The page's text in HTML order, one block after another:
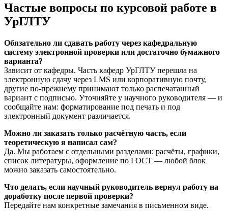
Частые вопросы по курсовой работе в
УрГЛТУ
Обязательно ли сдавать работу через кафедральную
систему электронной проверки или достаточно бумажного
варианта?
Зависит от кафедры. Часть кафедр УрГЛТУ перешла на
электронную сдачу через LMS или корпоративную почту,
другие по-прежнему принимают только распечатанный
вариант с подписью. Уточняйте у научного руководителя — и
сообщайте нам: форматирование под печать и под
электронный документ различается.
Можно ли заказать только расчётную часть, если
теоретическую я написал сам?
Да. Мы работаем с отдельными разделами: расчёты, графики,
список литературы, оформление по ГОСТ — любой блок
можно заказать самостоятельно.
Что делать, если научный руководитель вернул работу на
доработку после первой проверки?
Передайте нам конкретные замечания в письменном виде.